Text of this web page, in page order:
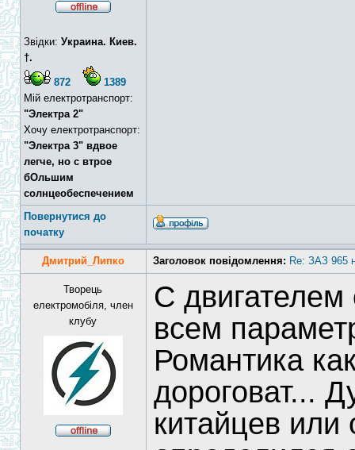
Звідки: Украина. Киев.
†.
872
1389
Мій електротранспорт:
"Электра 2"
Хочу електротранспорт:
"Электра 3" вдвое
легче, но с втрое
бОльшим
солнцеобеспечением
Повернутися до
початку
Дмитрий_Липко Заголовок повідомлення: Re: ЗАЗ 965
Творець
електромобіля, член
клубу
С
всем
Романтика
дороговат...
китайцев или